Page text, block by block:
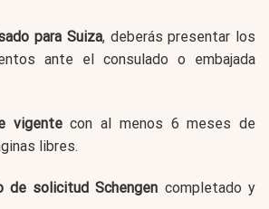
para Suiza, deberás presentar los
ante el consulado o embajada
vigentecon al menos 6 meses de
libres.
de solicitud Schengen completado y